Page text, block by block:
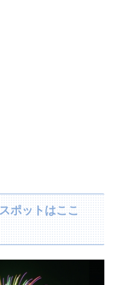
ポットはここ